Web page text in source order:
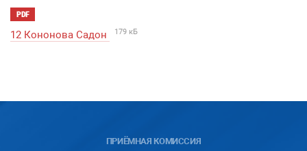
PDF
12 Кононова Садон 179 кБ
ПРИЁМНАЯ КОМИССИЯ